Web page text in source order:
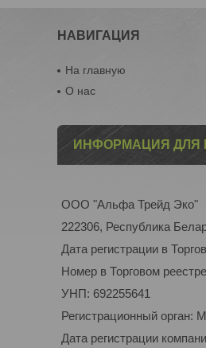
НАВИГАЦИЯ
На главную
О нас
ИНФОРМАЦИЯ ДЛЯ
ООО "Альфа Трейд Эко"
222306, Республика
Дата регистрации в
Номер в Торговом
УНП: 692255641
Регистрационный орган:
Дата регистрации